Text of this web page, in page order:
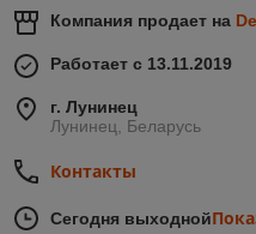
Компания продает на
Работает с 13.11.2019
г. Лунинец
Лунинец, Беларусь
Контакты
Сегодня выходной